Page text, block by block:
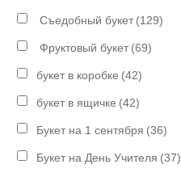
Съедобный букет (129)
Фруктовый букет (69)
букет в коробке (42)
букет в ящичке (42)
Букет на 1 сентября (36)
Букет на День Учителя (37)